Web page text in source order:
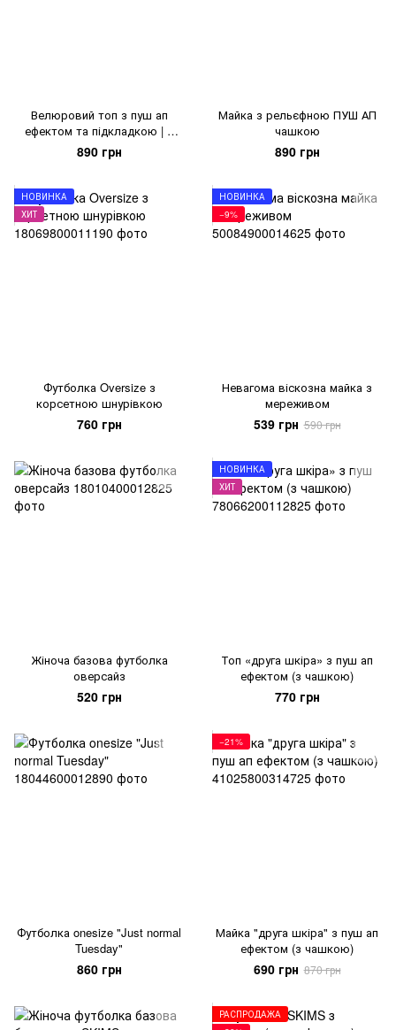
Велюровий топ з пуш ап
ефектом та підкладкою | з
лінійки Cloud
890 грн
Майка з рельєфною ПУШ АП
чашкою
890 грн
НОВИНКА
ХИТ
Футболка Oversize з
корсетною шнурівкою
760 грн
НОВИНКА
−9%
Невагома віскозна майка з
мереживом
539 грн 590 грн
Жіноча базова футболка
оверсайз
520 грн
НОВИНКА
ХИТ
Топ «друга шкіра» з пуш ап
ефектом (з чашкою)
770 грн
Футболка onesize "Just normal
Tuesday"
860 грн
−21%
Майка "друга шкіра" з пуш ап
ефектом (з чашкою)
690 грн 870 грн
РАСПРОДАЖА